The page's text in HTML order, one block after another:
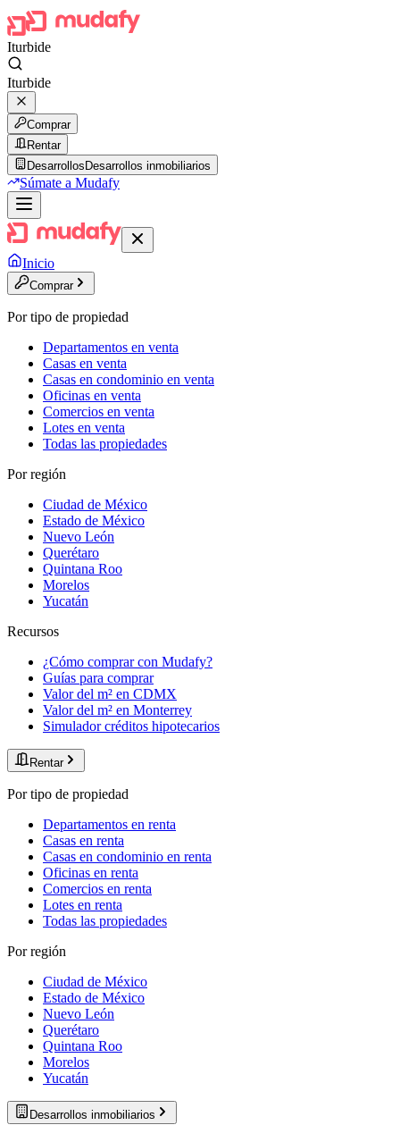
Iturbide
Iturbide
Comprar
Rentar
Desarrollos Desarrollos inmobiliarios
Súmate a Mudafy
Inicio
Comprar
Por tipo de propiedad
Departamentos en venta
Casas en venta
Casas en condominio en venta
Oficinas en venta
Comercios en venta
Lotes en venta
Todas las propiedades
Por región
Ciudad de México
Estado de México
Nuevo León
Querétaro
Quintana Roo
Morelos
Yucatán
Recursos
¿Cómo comprar con Mudafy?
Guías para comprar
Valor del m² en CDMX
Valor del m² en Monterrey
Simulador créditos hipotecarios
Rentar
Por tipo de propiedad
Departamentos en renta
Casas en renta
Casas en condominio en renta
Oficinas en renta
Comercios en renta
Lotes en renta
Todas las propiedades
Por región
Ciudad de México
Estado de México
Nuevo León
Querétaro
Quintana Roo
Morelos
Yucatán
Desarrollos inmobiliarios